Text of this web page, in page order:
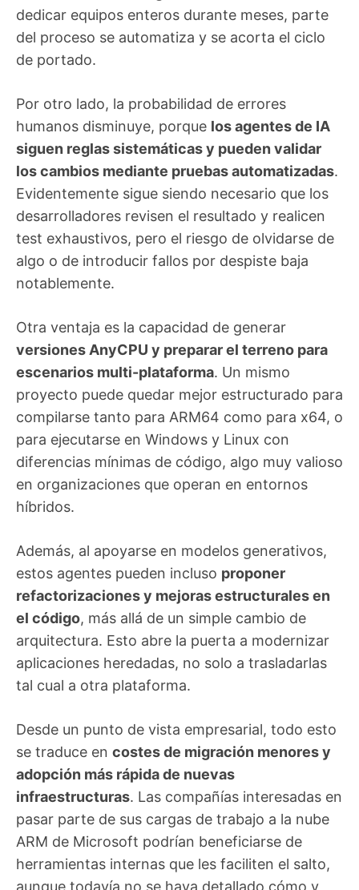
dedicar equipos enteros durante meses, parte
del proceso se automatiza y se acorta el ciclo
de portado.
Por otro lado, la probabilidad de errores
humanos disminuye, porque los agentes de IA
siguen reglas sistemáticas y pueden validar
los cambios mediante pruebas automatizadas.
Evidentemente sigue siendo necesario que los
desarrolladores revisen el resultado y realicen
test exhaustivos, pero el riesgo de olvidarse de
algo o de introducir fallos por despiste baja
notablemente.
Otra ventaja es la capacidad de generar
versiones AnyCPU y preparar el terreno para
escenarios multi-plataforma. Un mismo
proyecto puede quedar mejor estructurado para
compilarse tanto para ARM64 como para x64, o
para ejecutarse en Windows y Linux con
diferencias mínimas de código, algo muy valioso
en organizaciones que operan en entornos
híbridos.
Además, al apoyarse en modelos generativos,
estos agentes pueden incluso proponer
refactorizaciones y mejoras estructurales en
el código, más allá de un simple cambio de
arquitectura. Esto abre la puerta a modernizar
aplicaciones heredadas, no solo a trasladarlas
tal cual a otra plataforma.
Desde un punto de vista empresarial, todo esto
se traduce en costes de migración menores y
adopción más rápida de nuevas
infraestructuras. Las compañías interesadas en
pasar parte de sus cargas de trabajo a la nube
ARM de Microsoft podrían beneficiarse de
herramientas internas que les faciliten el salto,
aunque todavía no se haya detallado cómo y